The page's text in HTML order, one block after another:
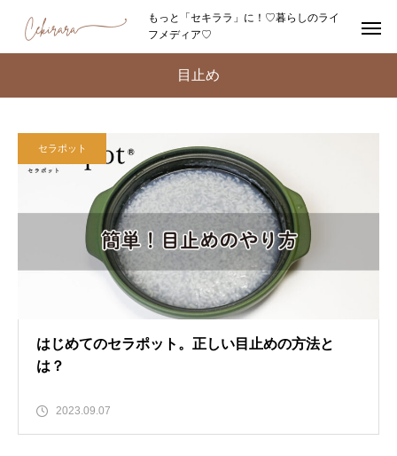
もっと「セキララ」に！♡暮らしのライ
フメディア♡
目止め
セラポット
はじめてのセラポット。正しい目止めの方法と
は？
2023.09.07